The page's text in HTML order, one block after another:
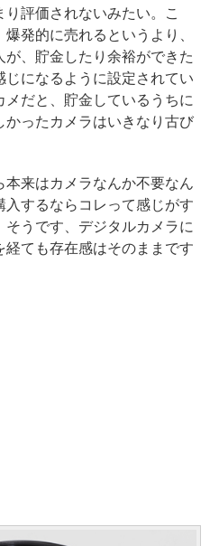
評価されないみたい。こ
発的に売れるというより、
、貯金したり余裕ができた
じになるように設定されてい
だと、貯金しているうちに
かったカメラはいきなり古び
来はカメラなんか不要なん
するならコレって感じがす
うです、デジタルカメラに
ても存在感はそのままです